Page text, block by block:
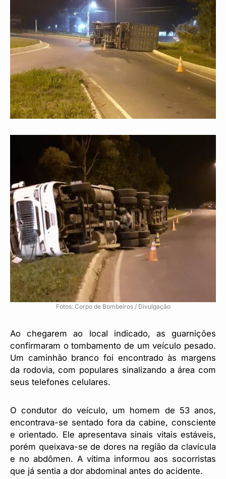
Fotos: Corpo de Bombeiros / Divulgação
Ao chegarem ao local indicado, as guarnições
confirmaram o tombamento de um veículo pesado.
Um caminhão branco foi encontrado às margens
da rodovia, com populares sinalizando a área com
seus telefones celulares.
O condutor do veículo, um homem de 53 anos,
encontrava-se sentado fora da cabine, consciente
e orientado. Ele apresentava sinais vitais estáveis,
porém queixava-se de dores na região da clavícula
e no abdômen. A vítima informou aos socorristas
que já sentia a dor abdominal antes do acidente.